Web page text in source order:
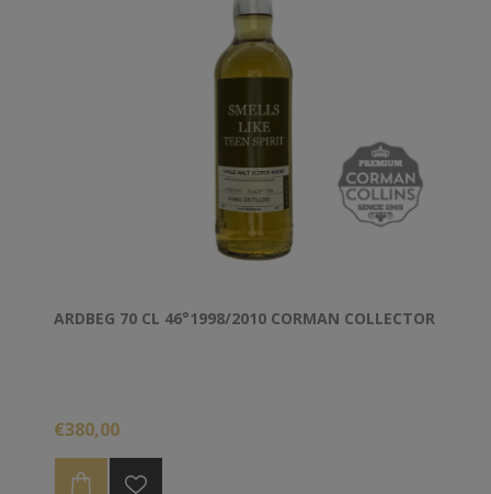
ARDBEG 70 CL 46°1998/2010 CORMAN COLLECTOR
€380,00